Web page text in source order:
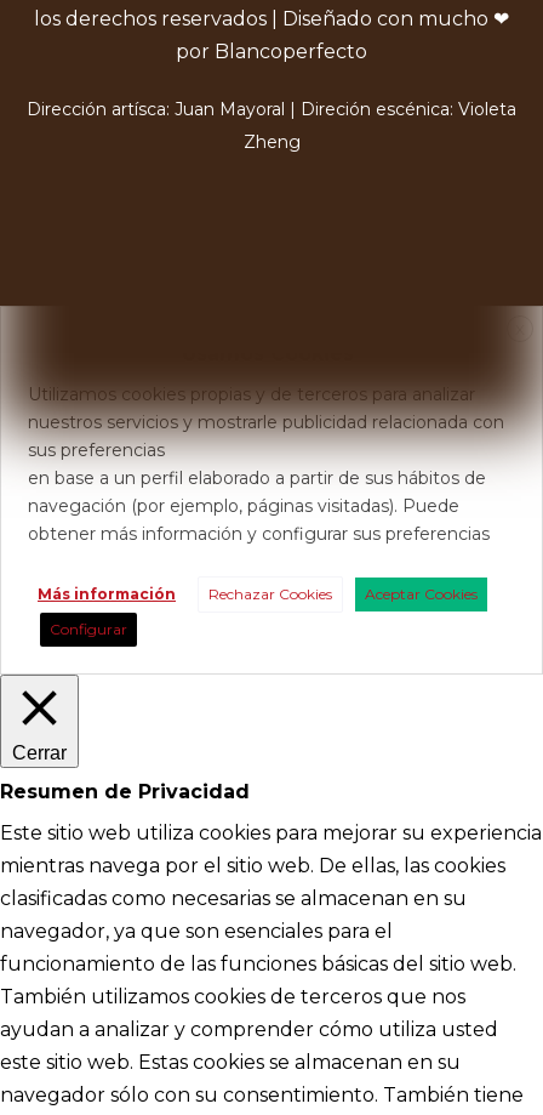
los derechos reservados | Diseñado con mucho ❤
por Blancoperfecto
Dirección artísca: Juan Mayoral | Direción escénica: Violeta
Zheng
Utilizamos cookies propias y de terceros para analizar
nuestros servicios y mostrarle publicidad relacionada con
sus preferencias
en base a un perfil elaborado a partir de sus hábitos de
navegación (por ejemplo, páginas visitadas). Puede
obtener más información y configurar sus preferencias
Más información Rechazar Cookies
Aceptar Cookies
Configurar
Cerrar
Resumen de Privacidad
Este sitio web utiliza cookies para mejorar su experiencia
mientras navega por el sitio web. De ellas, las cookies
clasificadas como necesarias se almacenan en su
navegador, ya que son esenciales para el
funcionamiento de las funciones básicas del sitio web.
También utilizamos cookies de terceros que nos
ayudan a analizar y comprender cómo utiliza usted
este sitio web. Estas cookies se almacenan en su
navegador sólo con su consentimiento. También tiene